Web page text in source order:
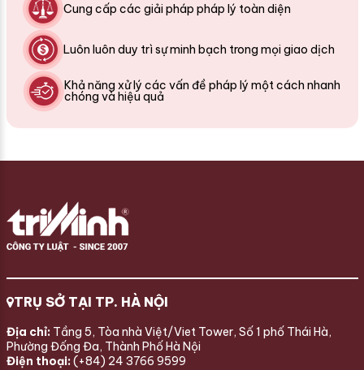
Cung cấp các giải pháp pháp lý toàn diện
Luôn luôn duy trì sự minh bạch trong mọi giao dịch
Khả năng xử lý các vấn đề pháp lý một cách nhanh
chóng và hiệu quả
TRỤ SỞ TẠI TP. HÀ NỘI
Địa chỉ: Tầng 5, Tòa nhà Việt/Viet Tower, Số 1 phố Thái Hà,
Phường Đống Đa, Thành Phố Hà Nội
Điện thoại: (+84) 24 3766 9599